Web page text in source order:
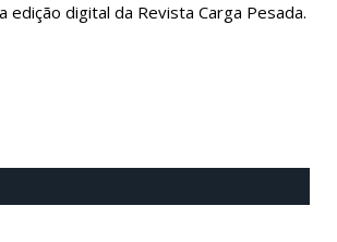
edição digital da Revista Carga Pesada.